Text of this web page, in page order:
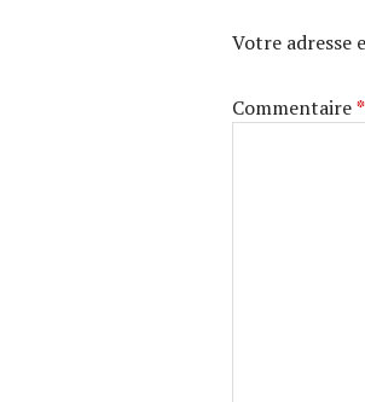
Votre adresse
Commentaire*